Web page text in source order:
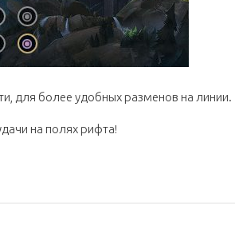
для более удобных разменов на линии.
на полях рифта!